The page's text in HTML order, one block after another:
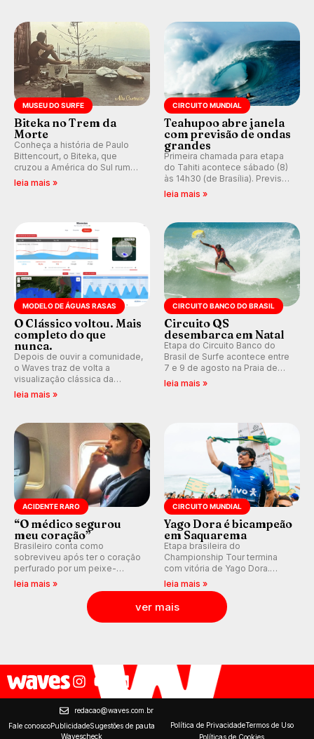
prática em esporte e indústria.
MUSEU DO SURFE
Biteka no Trem da
Morte
Conheça a história de Paulo
Bittencourt, o Biteka, que
cruzou a América do Sul rumo
ao Pacífico em uma jornada
leia mais »
CIRCUITO MUNDIAL
Teahupoo abre janela
com previsão de ondas
grandes
Primeira chamada para etapa
do Tahiti acontece sábado (8)
às 14h30 (de Brasília). Previsão
indica swell consistente.
Kelly Slater convidado.
leia mais »
MODELO DE ÁGUAS RASAS
O Clássico voltou. Mais
completo do que
nunca.
Depois de ouvir a comunidade,
o Waves traz de volta a
visualização clássica da
previsão de águas rasas,
ondas para até 16 dias.
leia mais »
CIRCUITO BANCO DO BRASIL
Circuito QS
desembarca em Natal
Etapa do Circuito Banco do
Brasil de Surfe acontece entre
7 e 9 de agosto na Praia de
Miami (RN), em disputas
leia mais »
ACIDENTE RARO
“O médico segurou
meu coração”
Brasileiro conta como
sobreviveu após ter o coração
perfurado por um peixe-
agulha enquanto surfava na
leia mais »
CIRCUITO MUNDIAL
Yago Dora é bicampeão
em Saquarema
Etapa brasileira do
Championship Tour termina
com vitória de Yago Dora.
Sawyer Lindblad vence entre
as mulheres e Leonardo
Fioravanti assume liderança do
ranking mundial da WSL, na
etapa de Saquarema.
leia mais »
ver mais
redacao@waves.com.br
Fale conoscoPublicidadeSugestões de pauta
Wavescheck
Política de PrivacidadeTermos de Uso
Políticas de Cookies